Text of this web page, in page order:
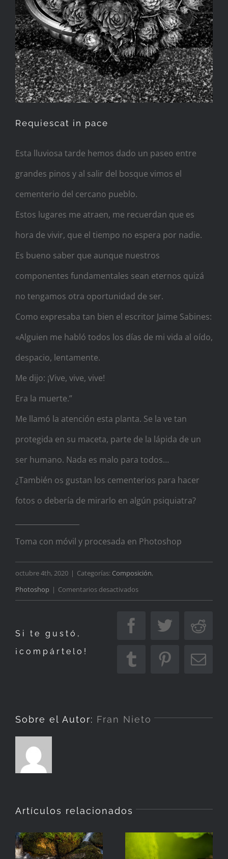
Requiescat in pace
Esta lluviosa tarde hemos dado un paseo entre
grandes pinos y al salir del bosque vimos el
cementerio del cercano pueblo.
Estos lugares me atraen, me recuerdan que es
hora de vivir, que el tiempo no espera por nadie.
Es bueno saber que aunque nuestros
componentes fundamentales sean eternos quizá
no tengamos otra oportunidad de ser.
Como expresaba tan bien el escritor Jaime Sabines:
«Alguien me habló todos los días de mi vida al oído,
despacio, lentamente.
Me dijo: ¡Vive, vive, vive!
Era la muerte.”
Me llamó la atención esta planta. Se la ve tan
protegida en su maceta, parte de la lápida de un
ser humano. Nada es malo para todos…
¿También os gustan los cementerios para hacer
fotos o debería de mirarlo en algún psiquiatra?
Toma con móvil y procesada en Photoshop
octubre 4th, 2020 | Categorías: Composición,
Photoshop | Comentarios desactivadosen
Si te gustó,
¡compártelo!
FacebookTwitter
TumblrPinterest
Sobre el Autor: Fran Nieto
Artículos relacionados